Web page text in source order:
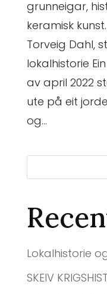
grunneigar,
keramisk
Torveig Dahl,
lokalhistorie
av april 2022
ute på eit
og...
Lokalhistorie
SKEIV